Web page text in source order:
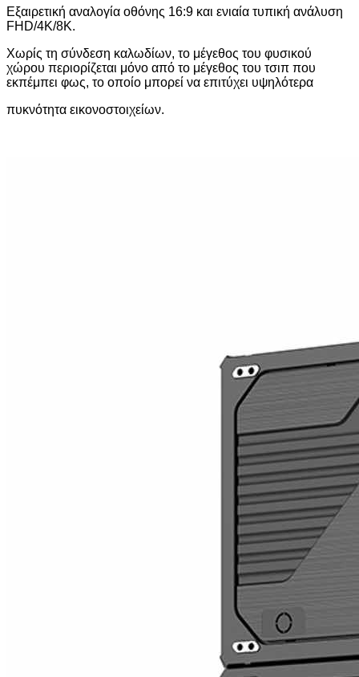
Εξαιρετική αναλογία οθόνης 16:9 και ενιαία τυπική ανάλυση
FHD/4K/8K.
Χωρίς τη σύνδεση καλωδίων, το μέγεθος του φυσικού
χώρου περιορίζεται μόνο από το μέγεθος του τσιπ που
εκπέμπει φως, το οποίο μπορεί να επιτύχει υψηλότερα
πυκνότητα εικονοστοιχείων.